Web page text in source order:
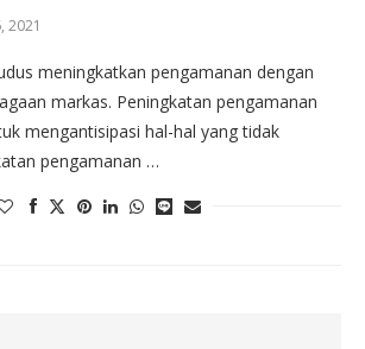
2021
meningkatkan pengamanan dengan
markas. Peningkatan pengamanan
mengantisipasi hal-hal yang tidak
pengamanan …